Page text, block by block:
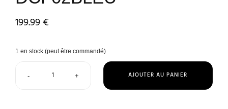
199.99€
1 en stock (peut être commandé)
+
- AJOUTER AU PANIER